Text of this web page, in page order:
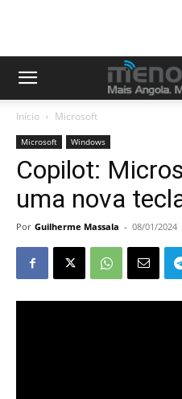
Início Microsoft
Microsoft Windows
Copilot:
uma nova
Por Guilherme Massala - 08/01/2024